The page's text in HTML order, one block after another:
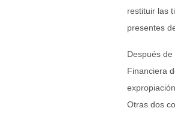
restituir las
presentes
Después
Financiera
Otras dos